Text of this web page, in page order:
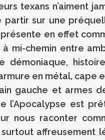
texans n’aiment
sur une
en effet
mi-chemin entre
démoniaque,
en métal, cape
gauche et armes
l’Apocalypse est
nous raconter
affreusement